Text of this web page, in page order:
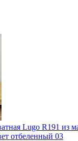
Lugo R191 из
отбеленный 03